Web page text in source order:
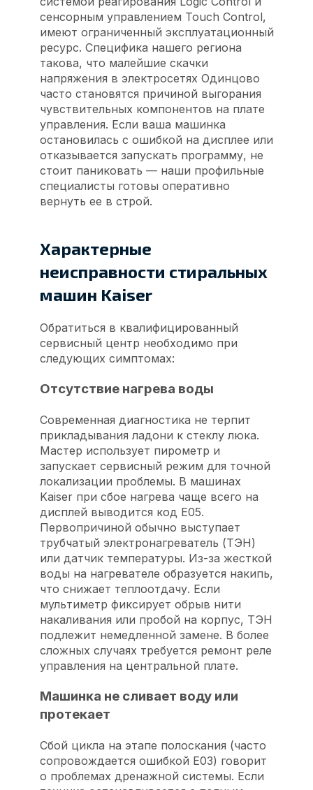
сенсорным управлением Touch Control,
имеют ограниченный эксплуатационный
ресурс. Специфика нашего региона
такова, что малейшие скачки
напряжения в электросетях Одинцово
часто становятся причиной выгорания
чувствительных компонентов на плате
управления. Если ваша машинка
остановилась с ошибкой на дисплее или
отказывается запускать программу, не
стоит паниковать — наши профильные
специалисты готовы оперативно
вернуть ее в строй.
Характерные
неисправности стиральных
машин Kaiser
Обратиться в квалифицированный
сервисный центр необходимо при
следующих симптомах:
Отсутствие нагрева воды
Современная диагностика не терпит
прикладывания ладони к стеклу люка.
Мастер использует пирометр и
запускает сервисный режим для точной
локализации проблемы. В машинах
Kaiser при сбое нагрева чаще всего на
дисплей выводится код E05.
Первопричиной обычно выступает
трубчатый электронагреватель (ТЭН)
или датчик температуры. Из-за жесткой
воды на нагревателе образуется накипь,
что снижает теплоотдачу. Если
мультиметр фиксирует обрыв нити
накаливания или пробой на корпус, ТЭН
подлежит немедленной замене. В более
сложных случаях требуется ремонт реле
управления на центральной плате.
Машинка не сливает воду или
протекает
Сбой цикла на этапе полоскания (часто
сопровождается ошибкой E03) говорит
о проблемах дренажной системы. Если